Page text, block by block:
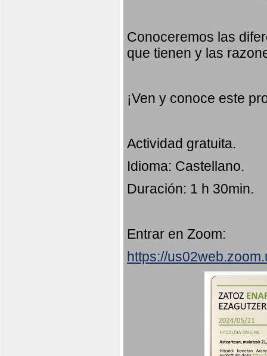
Conoceremos las
que tienen y las
¡Ven y conoce este
Actividad gratuita.
Idioma: Castellano.
Duración: 1 h 30min.
Entrar en Zoom:
https://